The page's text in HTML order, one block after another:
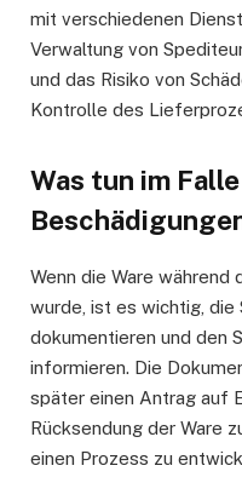
mit verschiedenen
Verwaltung von
und das Risiko von
Kontrolle des
Was tun im
Wenn die Ware
wurde, ist es wichtig, die
dokumentieren und den
informieren. Die
später einen Antrag auf
Rücksendung der Ware
einen Prozess zu